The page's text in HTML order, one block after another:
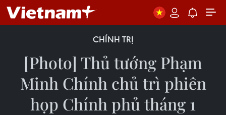
CHÍNH TRỊ
[Photo] Thủ tướng Phạm
Minh Chính chủ trì phiên
họp Chính phủ tháng 1